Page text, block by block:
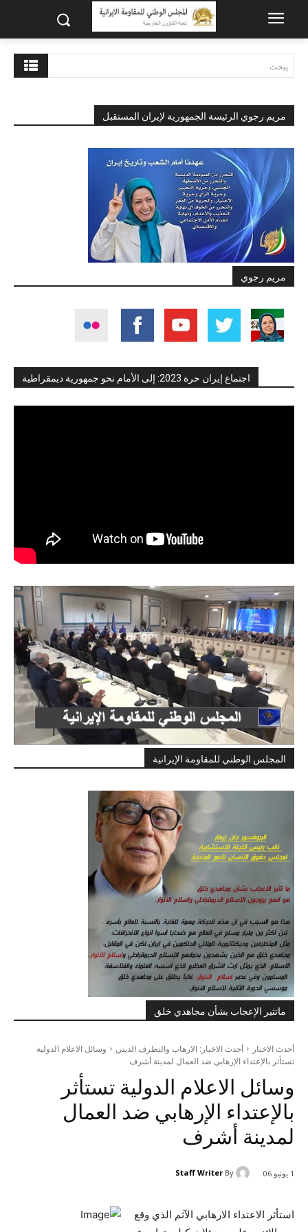
يبحث
مريم رجوي الرئيسة الجمهورية لإيران المستقبل
مريم رجوي
اجتماع إيران حرة 2023: إلى الأمام نحو جمهورية ديمقراطية
المجلس الوطني للمقاومة الإيرانية
ماتثير الإعجاب بشأن مجاهدي خلق
أحدث الاخبار أحدث الاخبار: الارهاب والتطرف الديني
وسائل الاعلام الدولية
تستأثر بالإعتداء الإرهابي ضد العمال لمدينة أشرف
وسائل الاعلام الدولية تستأثر
بالإعتداء الإرهابي ضد العمال
لمدينة أشرف
1 يونيو 06 By
Staff Writer
استأثر الاعتداء الارهابي الآثم الذي وقع